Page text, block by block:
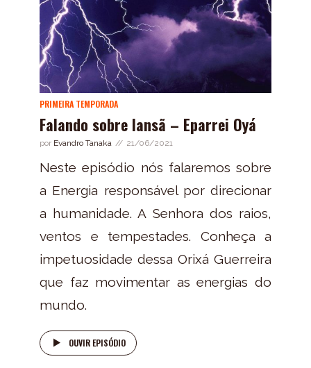
PRIMEIRA TEMPORADA
Falando sobre Iansã – Eparrei Oyá
por Evandro Tanaka 21/06/2021
Neste episódio nós falaremos sobre
a Energia responsável por direcionar
a humanidade. A Senhora dos raios,
ventos e tempestades. Conheça a
impetuosidade dessa Orixá Guerreira
que faz movimentar as energias do
mundo.
OUVIR EPISÓDIO